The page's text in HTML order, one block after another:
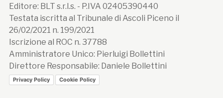
Editore: BLT s.r.l.s. - P.IVA 02405390440
Testata iscritta al Tribunale di Ascoli Piceno il
26/02/2021 n. 199/2021
Iscrizione al ROC n. 37788
Amministratore Unico: Pierluigi Bollettini
Direttore Responsabile: Daniele Bollettini
Privacy Policy Cookie Policy